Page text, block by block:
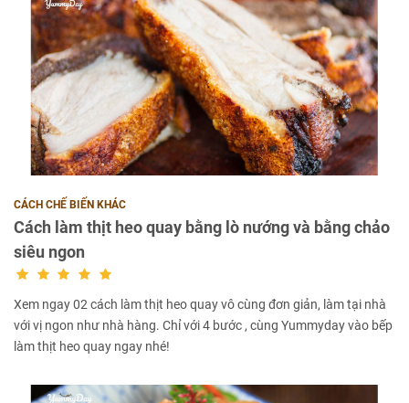
CÁCH CHẾ BIẾN KHÁC
Cách làm thịt heo quay bằng lò nướng và bằng chảo
siêu ngon
Xem ngay 02 cách làm thịt heo quay vô cùng đơn giản, làm tại nhà
với vị ngon như nhà hàng. Chỉ với 4 bước , cùng Yummyday vào bếp
làm thịt heo quay ngay nhé!